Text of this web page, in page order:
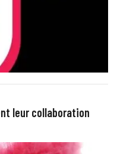
leur collaboration